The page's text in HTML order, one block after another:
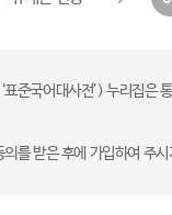
준국어대사전’) 누리집
를 받은 후에 가입하여 주